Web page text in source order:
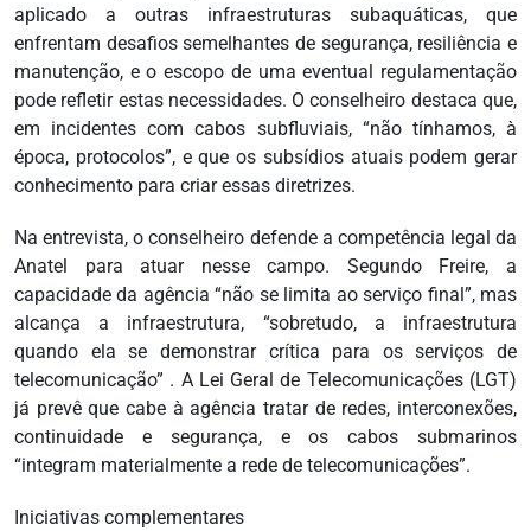
aplicado a outras infraestruturas subaquáticas, que
enfrentam desafios semelhantes de segurança, resiliência e
manutenção, e o escopo de uma eventual regulamentação
pode refletir estas necessidades. O conselheiro destaca que,
em incidentes com cabos subfluviais, “não tínhamos, à
época, protocolos”, e que os subsídios atuais podem gerar
conhecimento para criar essas diretrizes.
Na entrevista, o conselheiro defende a competência legal da
Anatel para atuar nesse campo. Segundo Freire, a
capacidade da agência “não se limita ao serviço final”, mas
alcança a infraestrutura, “sobretudo, a infraestrutura
quando ela se demonstrar crítica para os serviços de
telecomunicação” . A Lei Geral de Telecomunicações (LGT)
já prevê que cabe à agência tratar de redes, interconexões,
continuidade e segurança, e os cabos submarinos
“integram materialmente a rede de telecomunicações”.
Iniciativas complementares